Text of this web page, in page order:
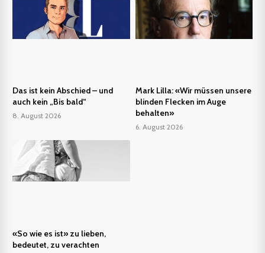
Das ist kein Abschied – und
auch kein „Bis bald“
8. August 2026
Mark Lilla: «Wir müssen unsere
blinden Flecken im Auge
behalten»
6. August 2026
«So wie es ist» zu lieben,
bedeutet, zu verachten